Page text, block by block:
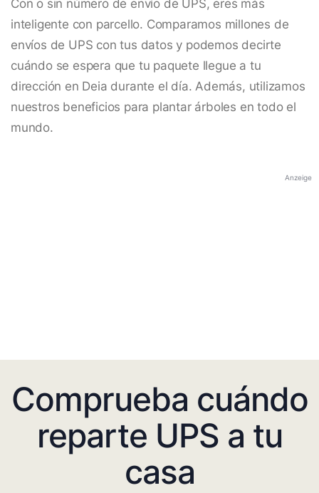
Con o sin número de envío de UPS, eres más
inteligente con parcello. Comparamos millones de
envíos de UPS con tus datos y podemos decirte
cuándo se espera que tu paquete llegue a tu
dirección en Deia durante el día. Además, utilizamos
nuestros beneficios para plantar árboles en todo el
mundo.
Anzeige
Comprueba cuándo
reparte UPS a tu
casa